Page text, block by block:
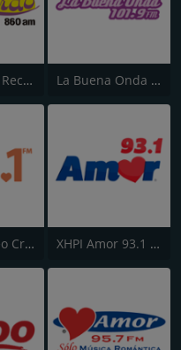
XENL Radio Recuerdo La Buena Onda 101.9
XHJHS Stereo Cristal 101.1 FM XHPI Amor 93.1 FM